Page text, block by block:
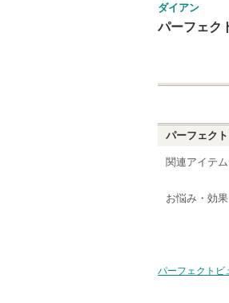
ダイアン
パーフェク
パーフェク
関連アイテム
お悩み・効果
パーフェクトビ